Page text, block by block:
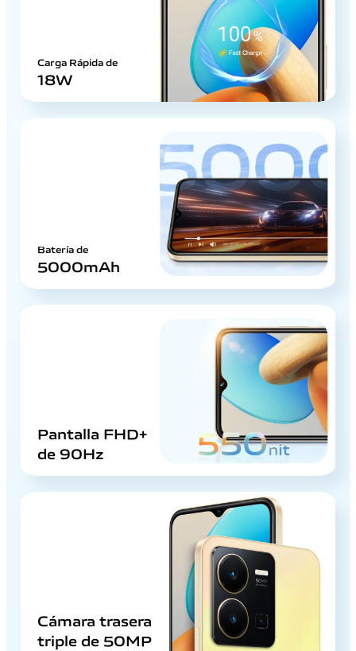
Carga Rápida de
18W
Batería de
5000mAh
Pantalla FHD+
de 90Hz
Cámara trasera
triple de 50MP